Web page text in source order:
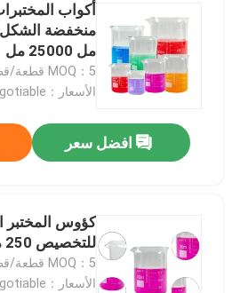
أكواب
مل 25000 مل
MOQ：5 قطعة/قطع
الأسعار：Price Negotiable
افضل سعر
كؤوس المختبر
للتخصيص 250 مل OEM
MOQ：5 قطعة/قطع
الأسعار：Price Negotiable